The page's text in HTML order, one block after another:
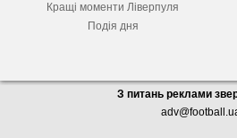
Кращі моменти Ліверпуля
Подія дня
З питань реклами